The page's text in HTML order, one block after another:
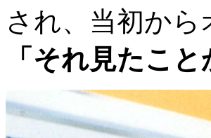
され、当初か
「それ見たこと